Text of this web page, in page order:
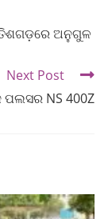
ଅନୁଗୁଳ
Next Post
NS 400Z